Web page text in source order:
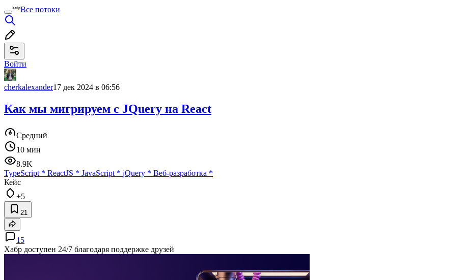
Все потоки
Войти
cherkalexander17 дек 2024 в 06:56
Как мы мигрируем с JQuery на React
Средний
10 мин
8.9K
TypeScript * ReactJS * JavaScript * jQuery * Веб-разработка *
Кейс
+5
21
15
Хабр доступен 24/7 благодаря поддержке друзей